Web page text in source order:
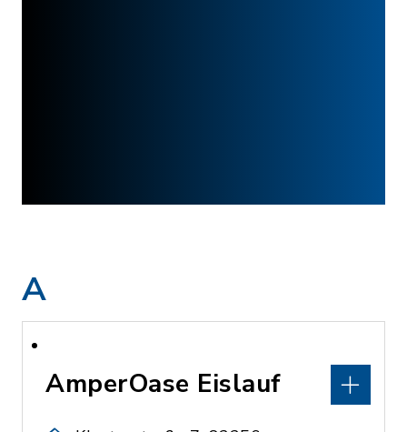
A
AmperOase Eislauf